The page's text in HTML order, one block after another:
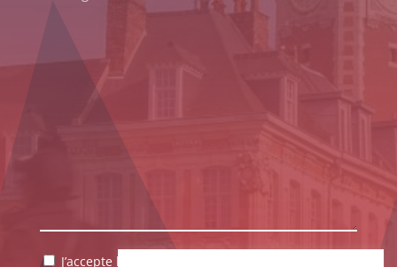
RGPDJ’accepte la politique de confidentialité.